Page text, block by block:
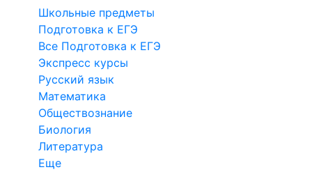
Школьные предметы
Подготовка к ЕГЭ
Все Подготовка к ЕГЭ
Экспресс курсы
Русский язык
Математика
Обществознание
Биология
Литература
Еще